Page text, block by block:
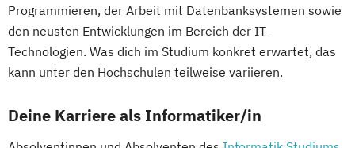
Programmieren, der Arbeit mit Datenbanksystemen sowie
den neusten Entwicklungen im Bereich der IT-
Technologien. Was dich im Studium konkret erwartet, das
kann unter den Hochschulen teilweise variieren.
Deine Karriere als Informatiker/in